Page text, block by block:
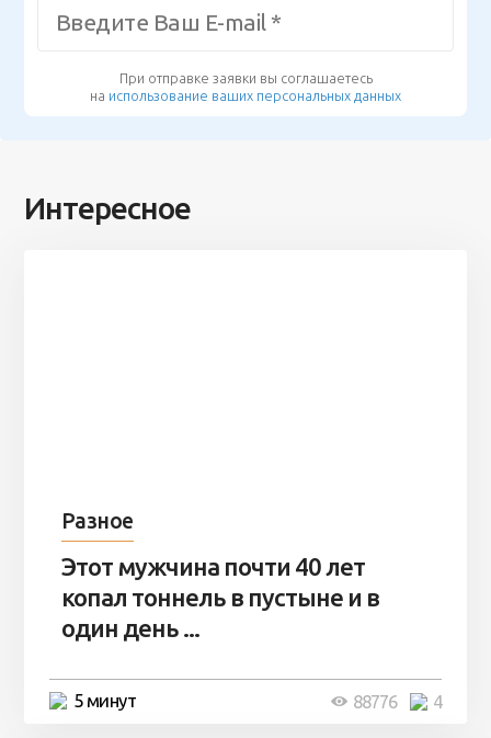
При отправке заявки вы соглашаетесь
на использование ваших персональных данных
Интересное
Разное
Этот мужчина почти 40 лет
копал тоннель в пустыне и в
один день ...
5 минут 4
88776